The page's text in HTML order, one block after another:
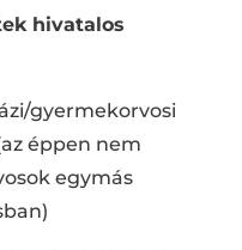
hivatalos
gyermekorvosi
éppen nem
egymás